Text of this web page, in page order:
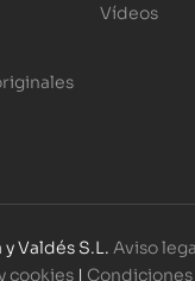
Vídeos
Valdés S.L. Aviso
cookies |